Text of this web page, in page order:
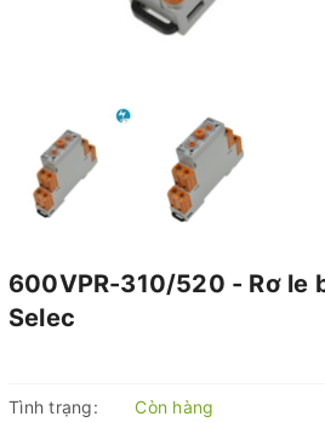
600VPR-310/520 - Rơ le
Selec
Tình trạng:
Còn hàng